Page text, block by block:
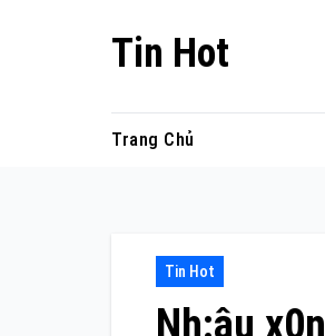
Tin Hot
Trang Chủ
Tin Hot
Nh:ậu